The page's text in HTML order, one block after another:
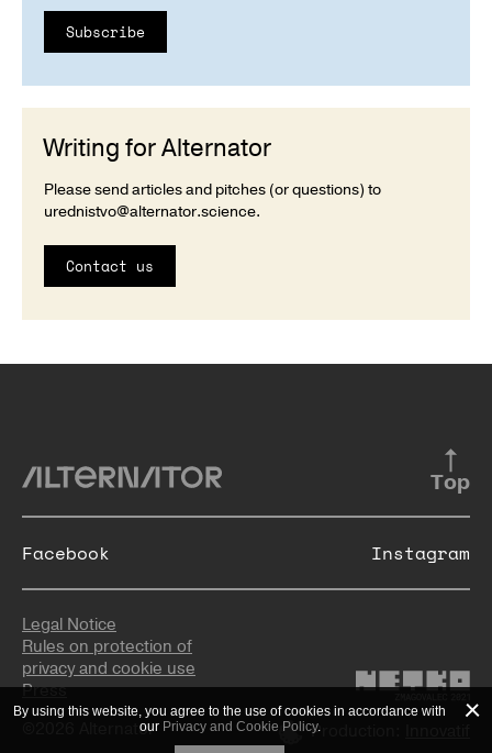
By using this website, you agree to the use of cookies in accordance with
our Privacy and Cookie Policy.
Subscribe
Writing for Alternator
Please send articles and pitches (or questions) to
urednistvo@alternator.science.
Contact us
Top
©2026 Alternator
Legal Notice
Rules on protection of
privacy and cookie use
Press
Facebook Instagram
Production: